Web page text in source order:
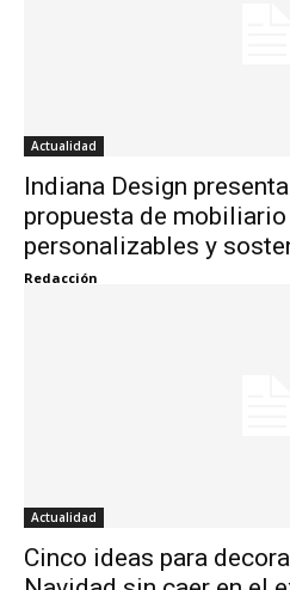
Actualidad
Indiana Design
propuesta de
personalizables y
Redacción
Actualidad
Cinco ideas para